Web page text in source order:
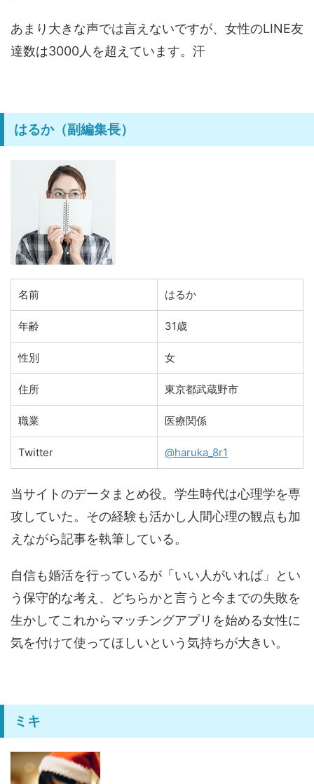
あまり大きな声では言えないですが、女性のLINE友
達数は3000人を超えています。汗
はるか（副編集長）
名前 はるか
年齢 31歳
性別 女
住所 東京都武蔵野市
職業 医療関係
Twitter @haruka_8r1
当サイトのデータまとめ役。学生時代は心理学を専
攻していた。その経験も活かし人間心理の観点も加
えながら記事を執筆している。
自信も婚活を行っているが「いい人がいれば」とい
う保守的な考え、どちらかと言うと今までの失敗を
生かしてこれからマッチングアプリを始める女性に
気を付けて使ってほしいという気持ちが大きい。
ミキ